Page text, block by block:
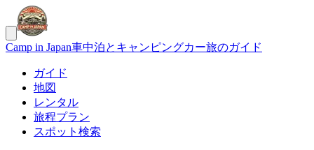
Camp in Japan車中泊とキャンピングカー旅のガイド
ガイド
地図
レンタル
旅程プラン
スポット検索